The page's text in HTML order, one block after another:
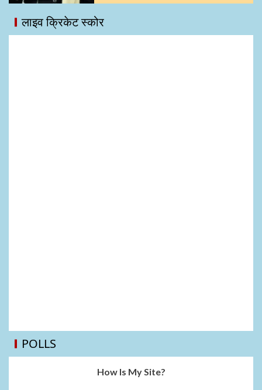
लाइव क्रिकेट स्कोर
POLLS
How Is My Site?